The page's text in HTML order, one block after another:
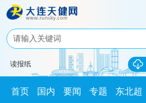
读报纸
首页 国内 要闻 专题 东北超